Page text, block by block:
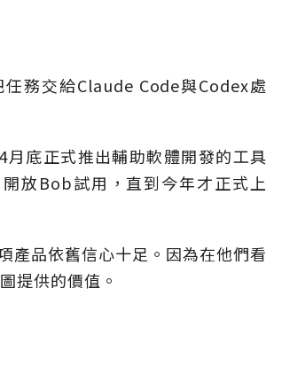
務交給Claude Code與Codex處
底正式推出輔助軟體開發的工具
放Bob試用，直到今年才正式上
產品依舊信心十足。因為在他們看
提供的價值。